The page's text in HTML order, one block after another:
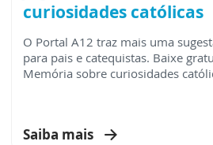
curiosidades católicas
O Portal A12 traz mais uma
para pais e catequistas. Baixe
Memória sobre curiosidades
Saiba mais